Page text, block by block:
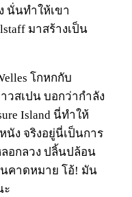
นั่นทำให้เขา
มาสร้างเป็น
โกหกกับ
วสเปน บอกว่ากำลัง
Island นี่ทำให้
นัง จริงอยู่นี่เป็นการ
อกลวง ปลิ้นปล้อน
คาดหมาย โอ้! มัน
ะ